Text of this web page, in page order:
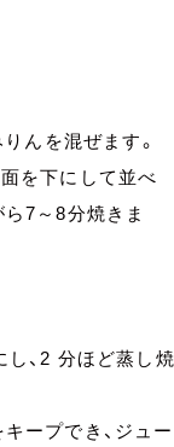
んを混ぜます。
を下にして並べ
7～8分焼きま
、2 分ほど蒸し焼
ープでき、ジュー